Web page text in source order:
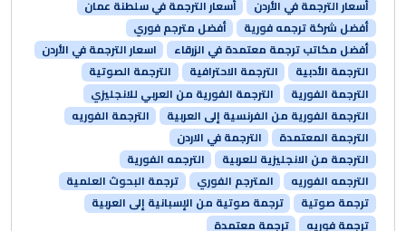
أسعار الترجمة في الأردن
أسعار الترجمة في سلطنة عمان
أفضل شركة ترجمه فورية
أفضل مترجم فوري
أفضل مكاتب ترجمة معتمدة في الزرقاء
اسعار الترجمة في الأردن
الترجمة الأدبية
الترجمة الاحترافية
الترجمة الصوتية
الترجمة الفورية
الترجمة الفورية من العربي للانجليزي
الترجمة الفورية من الفرنسية إلى العربية
الترجمة الفوريه
الترجمة المعتمدة
الترجمة في الاردن
الترجمة من الانجليزية للعربية
الترجمه الفورية
الترجمه الفوريه
المترجم الفوري
ترجمة البحوث العلمية
ترجمة صوتية
ترجمة صوتية من الإسبانية إلى العربية
ترجمة فوريه
ترجمة معتمدة